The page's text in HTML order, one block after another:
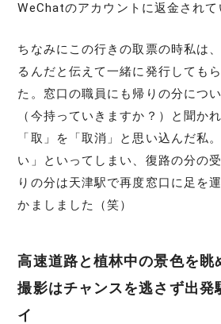
WeChatのアカウントに返金されて
ちなみにこの行きの取票の時私は
るんだと伝えて一緒に発行しても
た。窓口の職員にも帰りの分につ
（今持っていきますか？）と聞か
「取」を「取消」と思い込んだ私
い」といってしまい、復路の分の
りの分は天津駅で再度窓口に足を
かましました（笑）
高速道路と植林中の景色を
撮影はチャンスを逃さず出発
イ